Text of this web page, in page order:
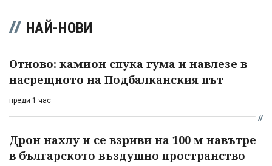
НАЙ-НОВИ
Отново: камион спука гума и навлезе в
насрещното на Подбалканския път
преди 1 час
Дрон нахлу и се взриви на 100 м навътре
в българското въздушно пространство